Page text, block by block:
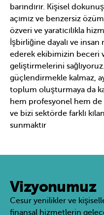
barındırır. Kişisel
açımız ve benzersiz
özveri ve yaratıcılıkla
İşbirliğine dayalı ve
ederek ekibimizin beceri
geliştirmelerini
güçlendirmekle kalmaz,
toplum oluşturmaya da
hem profesyonel hem
ve bizi sektörde farklı
sunmaktır
Vizyonumuz
Cesur yenilikler ve
finansal hizmetlerin